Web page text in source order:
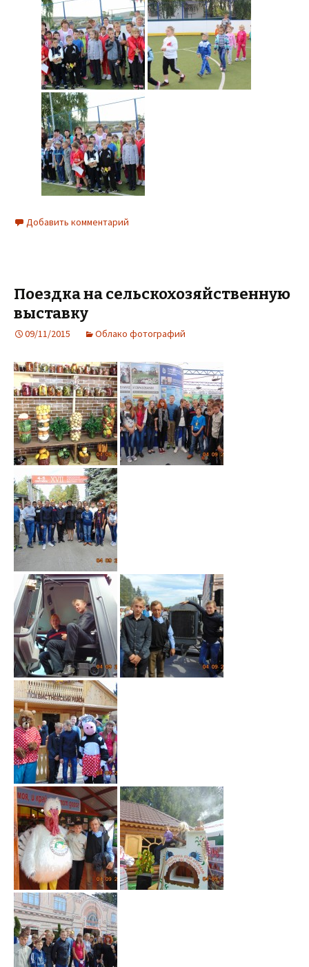
Добавить комментарий
Поездка на сельскохозяйственную
выставку
09/11/2015 Облако фотографий